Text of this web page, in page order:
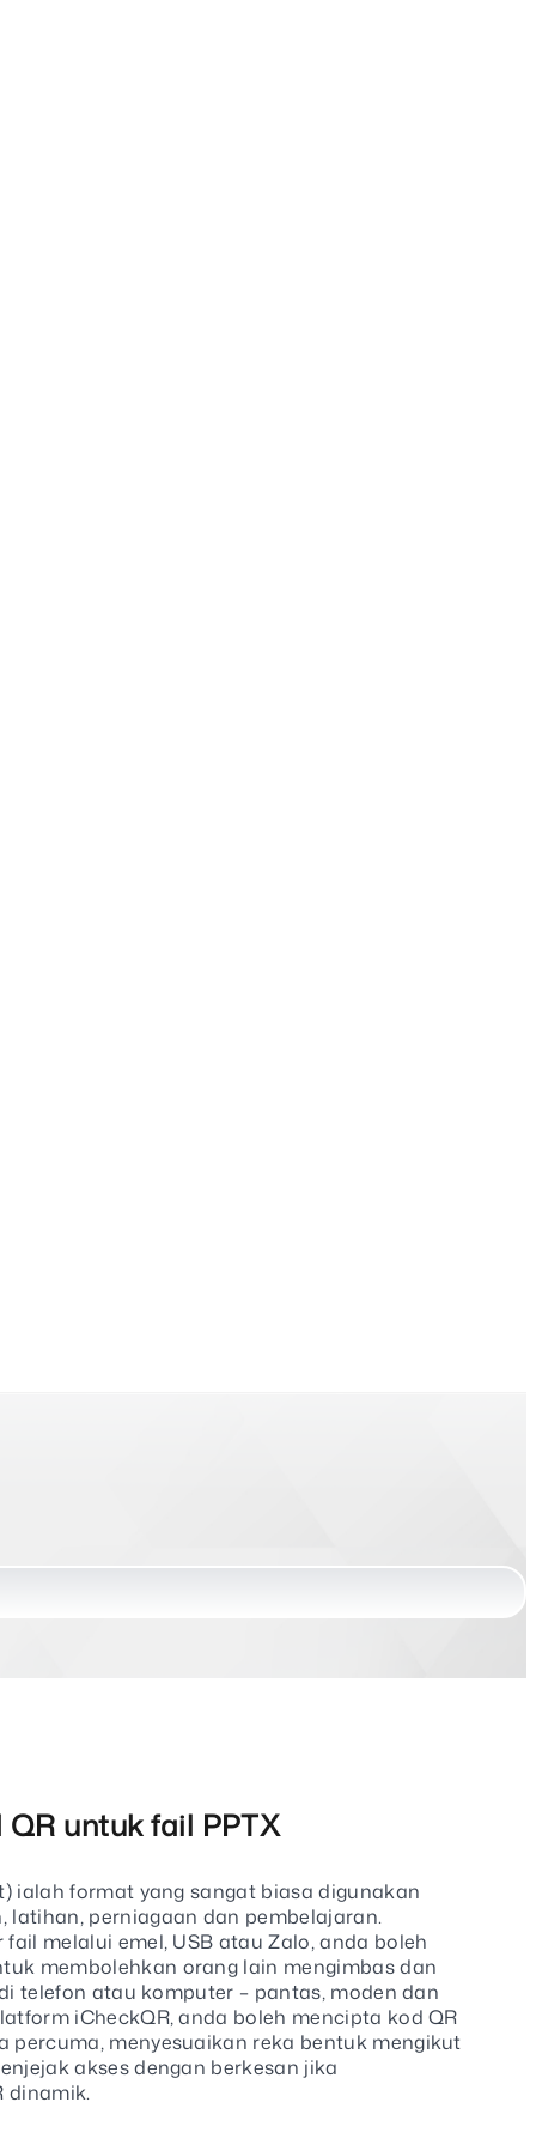
untuk fail PPTX
ialah format yang sangat biasa digunakan
latihan, perniagaan dan pembelajaran.
melalui emel, USB atau Zalo, anda boleh
membolehkan orang lain mengimbas dan
telefon atau komputer – pantas, moden dan
iCheckQR, anda boleh mencipta kod QR
percuma, menyesuaikan reka bentuk mengikut
akses dengan berkesan jika
dinamik.